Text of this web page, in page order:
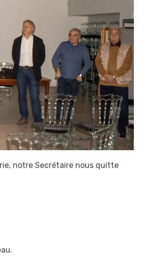
notre Secrétaire nous quitte